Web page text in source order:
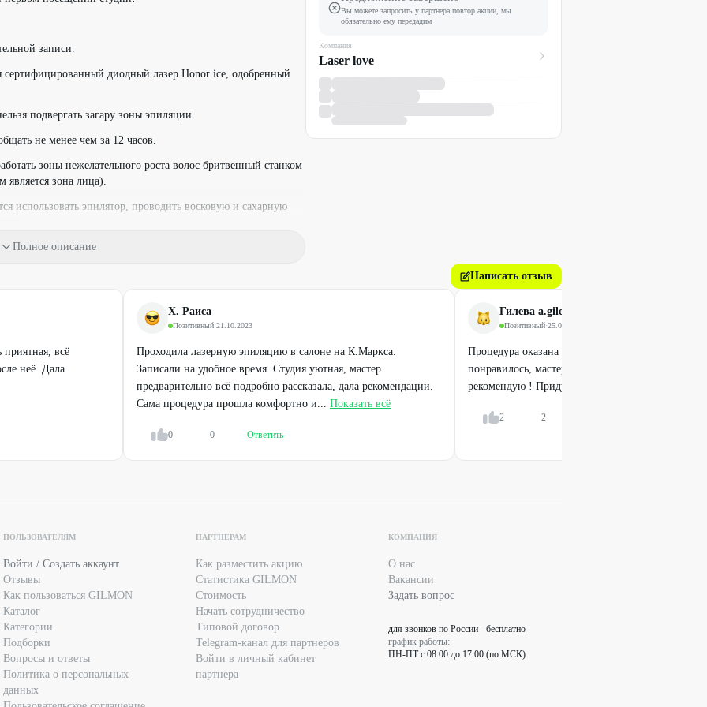
записи.
сертифицированный диодный лазер Honor ice, одобренный
подвергать загару зоны эпиляции.
не менее чем за 12 часов.
зоны нежелательного роста волос бритвенный станком
зона лица).
использовать эпилятор, проводить восковую и сахарную
одного человека.
предложениями салона.
ПОЛУЧЕНИЯ КОНСУЛЬТАЦИИ У ВРАЧА-
Полное описание
Вы можете запросить у партнера повтор акции, мы
обязательно ему передадим
Компания
Laser love
Написать отзыв
всё
неё. Дала
Х. Раиса
Позитивный·21.10.2023
Проходила лазерную эпиляцию в салоне на К.Маркса.
Записали на удобное время. Студия уютная, мастер
предварительно всё подробно рассказала, дала рекомендации.
Сама процедура прошла комфортно и... Показать всё
0 0 Ответить
Гилева a.gileva
Позитивный·25.01.2023
Процедура оказана качественно , несмотря что
понравилось, мастер Кристина - грамотный
рекомендую ! Приду ещё :) Спасибо большое !
2 2
ПОЛЬЗОВАТЕЛЯМ
Войти / Создать аккаунт
Отзывы
Как пользоваться GILMON
Каталог
Категории
Подборки
Вопросы и ответы
Политика о персональных
данных
ПАРТНЕРАМ
Как разместить акцию
Статистика GILMON
Стоимость
Начать сотрудничество
Типовой договор
Telegram-канал для партнеров
Войти в личный кабинет
партнера
КОМПАНИЯ
О нас
Вакансии
Задать вопрос
для звонков по России - бесплатно
график работы:
ПН-ПТ с 08:00 до 17:00 (по МСК)